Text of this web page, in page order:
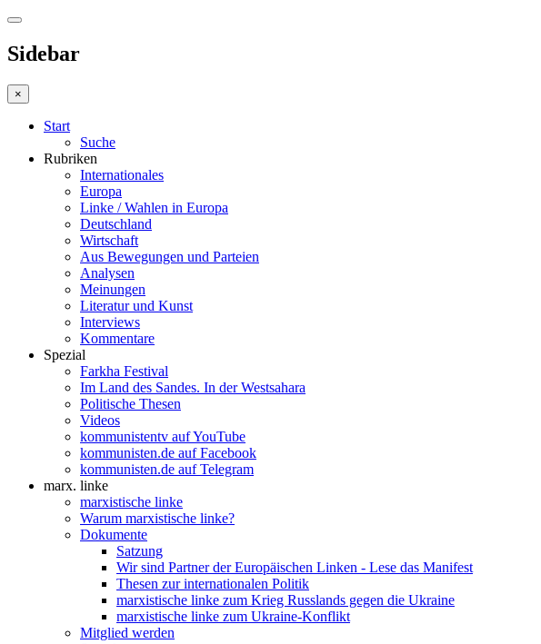
Sidebar
×
Start
Suche
Rubriken
Internationales
Europa
Linke / Wahlen in Europa
Deutschland
Wirtschaft
Aus Bewegungen und Parteien
Analysen
Meinungen
Literatur und Kunst
Interviews
Kommentare
Spezial
Farkha Festival
Im Land des Sandes. In der Westsahara
Politische Thesen
Videos
kommunistentv auf YouTube
kommunisten.de auf Facebook
kommunisten.de auf Telegram
marx. linke
marxistische linke
Warum marxistische linke?
Dokumente
Satzung
Wir sind Partner der Europäischen Linken - Lese das Manifest
Thesen zur internationalen Politik
marxistische linke zum Krieg Russlands gegen die Ukraine
marxistische linke zum Ukraine-Konflikt
Mitglied werden